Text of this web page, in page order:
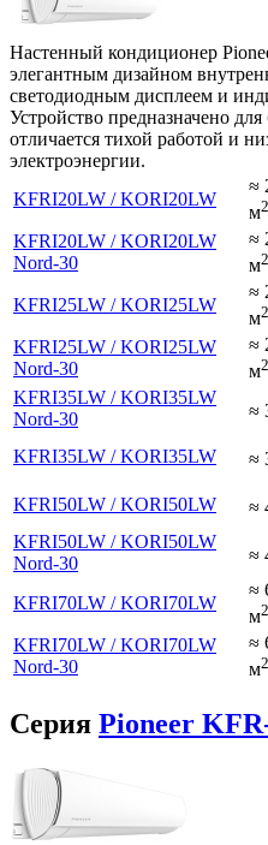
Настенный кондиционер
элегантным дизайном
светодиодным дисплеем и
Устройство предназначено
отличается тихой работой и
электроэнергии.
KFRI20LW / KORI20LW
≈
м2
KFRI20LW / KORI20LW
Nord-30
≈
м2
KFRI25LW / KORI25LW
≈
м2
KFRI25LW / KORI25LW
Nord-30
≈
м2
KFRI35LW / KORI35LW
Nord-30
≈
KFRI35LW / KORI35LW ≈
KFRI50LW / KORI50LW ≈
KFRI50LW / KORI50LW
Nord-30
≈
KFRI70LW / KORI70LW
≈
м2
KFRI70LW / KORI70LW
Nord-30
≈
м2
Серия Pioneer